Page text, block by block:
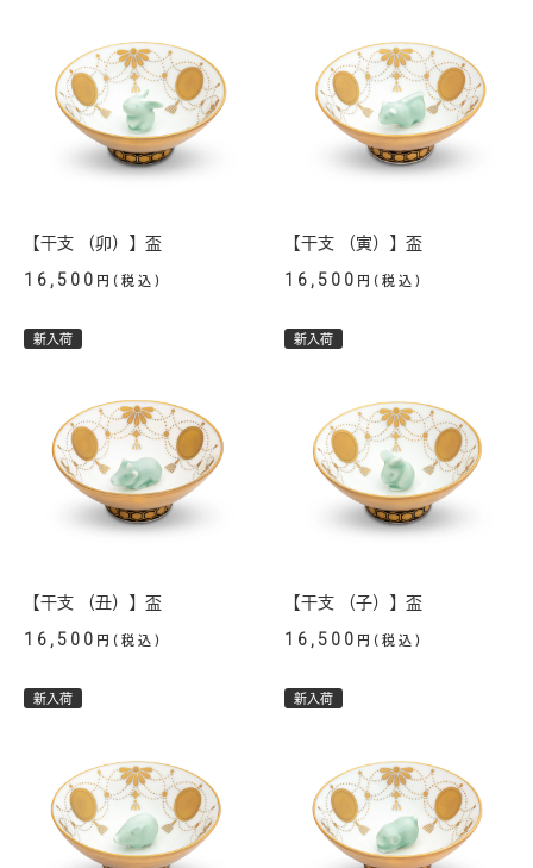
【干支 （卯）】盃
16,500 円(税込)
【干支 （寅）】盃
16,500 円(税込)
新入荷
【干支 （丑）】盃
16,500 円(税込)
新入荷
【干支 （子）】盃
16,500 円(税込)
新入荷 新入荷